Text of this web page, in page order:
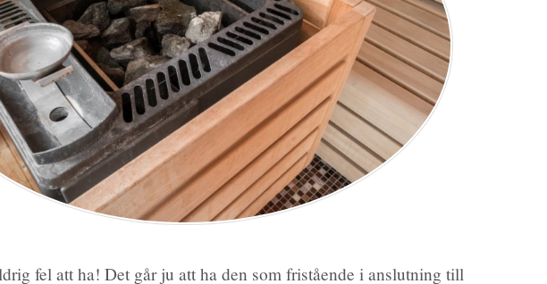
fel att ha! Det går ju att ha den som fristående i anslutning till